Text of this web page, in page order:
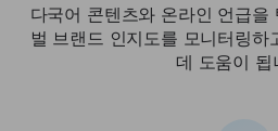
다국어 콘텐츠와 온라인 언급을
벌 브랜드 인지도를 모니터링하
데 도움이 됩